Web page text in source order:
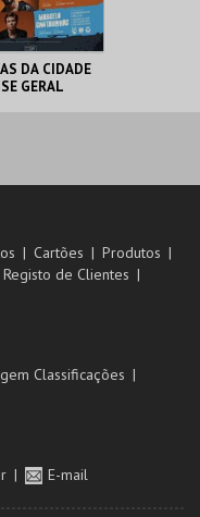
DA CIDADE
GERAL
Cartões
Produtos
de Clientes
Classificações
E-mail